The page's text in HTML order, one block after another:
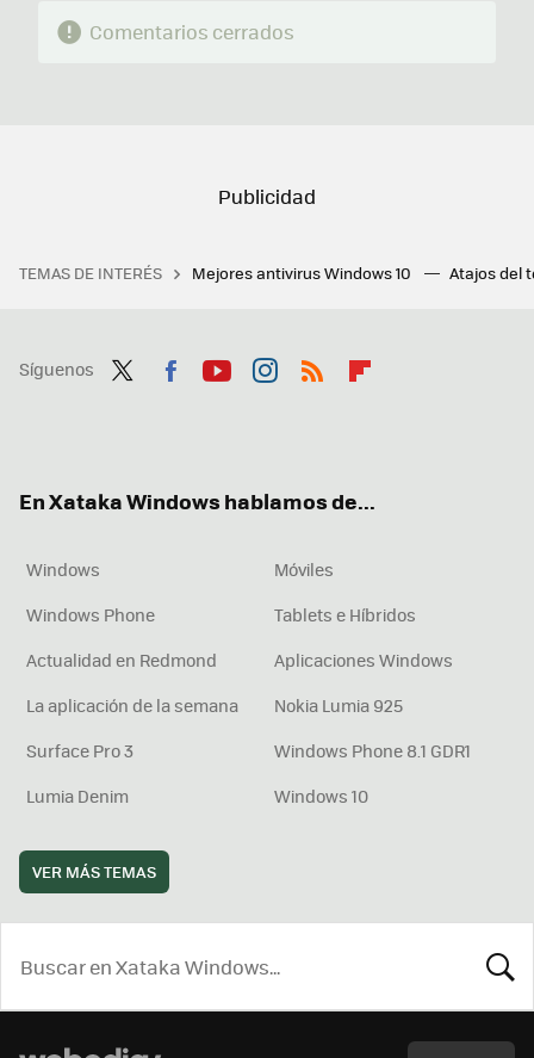
Comentarios cerrados
TEMAS DE INTERÉS Mejores antivirus Windows 10 Atajos del
Síguenos
En Xataka Windows hablamos de...
Windows
Móviles
Windows Phone
Tablets e Híbridos
Actualidad en Redmond
Aplicaciones Windows
La aplicación de la semana
Nokia Lumia 925
Surface Pro 3
Windows Phone 8.1 GDR1
Lumia Denim
Windows 10
VER MÁS TEMAS